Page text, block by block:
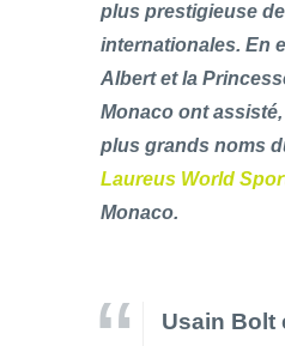
plus prestigieuse
internationales. En
Albert et la
Monaco ont
plus grands noms
Laureus World
Monaco.
Usain Bolt